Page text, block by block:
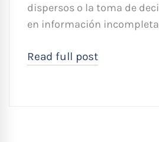
dispersos o la toma de
en información
Read full post